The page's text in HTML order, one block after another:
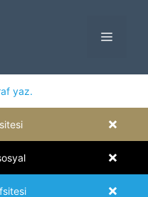
MENÜ
yaz.
×
×
×